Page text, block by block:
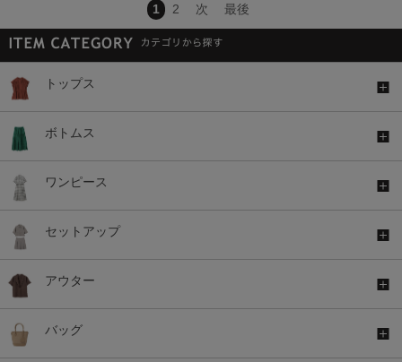
1
2 次 最後
トップス
ボトムス
ワンピース
セットアップ
アウター
バッグ